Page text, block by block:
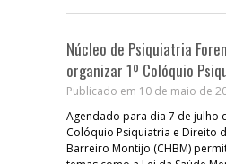
Núcleo de Psiquiatria
organizar 1º Colóquio
Publicado em 10 de maio de
Agendado para dia 7 de julho
Colóquio Psiquiatria e Direito
Barreiro Montijo (CHBM)